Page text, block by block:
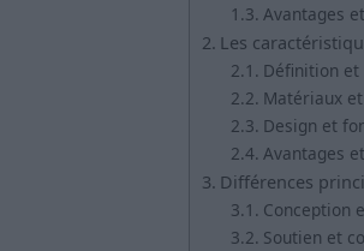
Avantages
Les
Définition et
Matériaux
Design et
Avantages
Différences
Conception
Soutien et